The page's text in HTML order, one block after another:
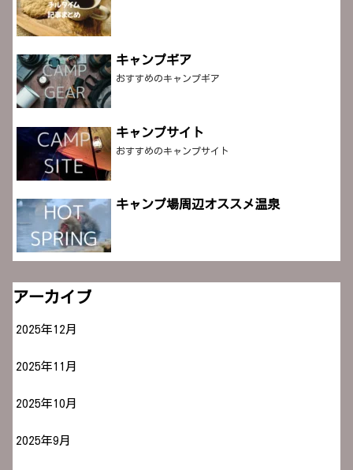
キャンプギア
おすすめのキャンプギア
キャンプサイト
おすすめのキャンプサイト
キャンプ場周辺オススメ温泉
アーカイブ
2025年12月
2025年11月
2025年10月
2025年9月